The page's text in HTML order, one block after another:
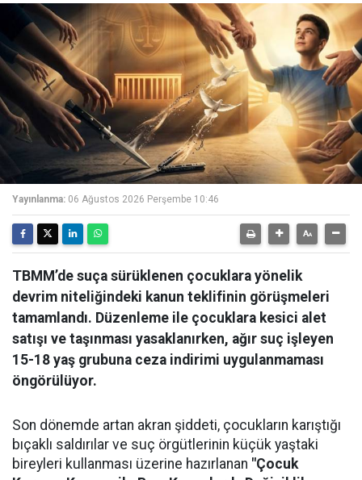
Yayınlanma: 06 Ağustos 2026 Perşembe 10:46
TBMM’de suça sürüklenen çocuklara yönelik
devrim niteliğindeki kanun teklifinin görüşmeleri
tamamlandı. Düzenleme ile çocuklara kesici alet
satışı ve taşınması yasaklanırken, ağır suç işleyen
15-18 yaş grubuna ceza indirimi uygulanmaması
öngörülüyor.
Son dönemde artan akran şiddeti, çocukların karıştığı
bıçaklı saldırılar ve suç örgütlerinin küçük yaştaki
bireyleri kullanması üzerine hazırlanan "Çocuk